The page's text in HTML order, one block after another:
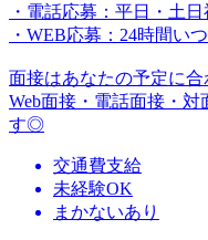
・電話応募：平日・土日
・WEB応募：24時間い
面接はあなたの予定に合
Web面接・電話面接・
す◎
交通費支給
未経験OK
まかないあり